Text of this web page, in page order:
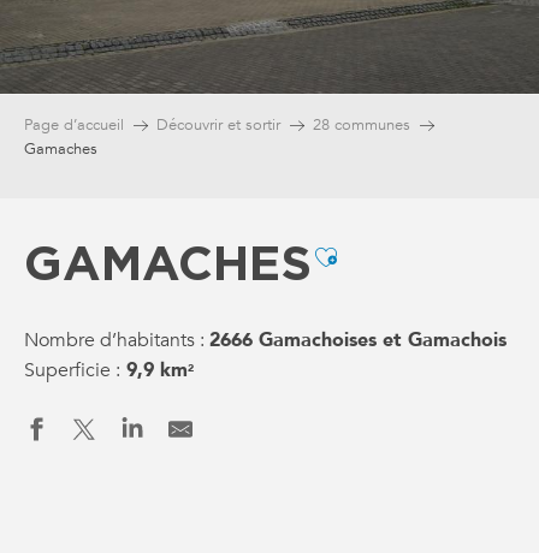
Page d’accueil Découvrir et sortir
28 communes
Gamaches
GAMACHESAjouter aux
Nombre d’habitants : 2666 Gamachoises et Gamachois
Superficie : 9,9 km2